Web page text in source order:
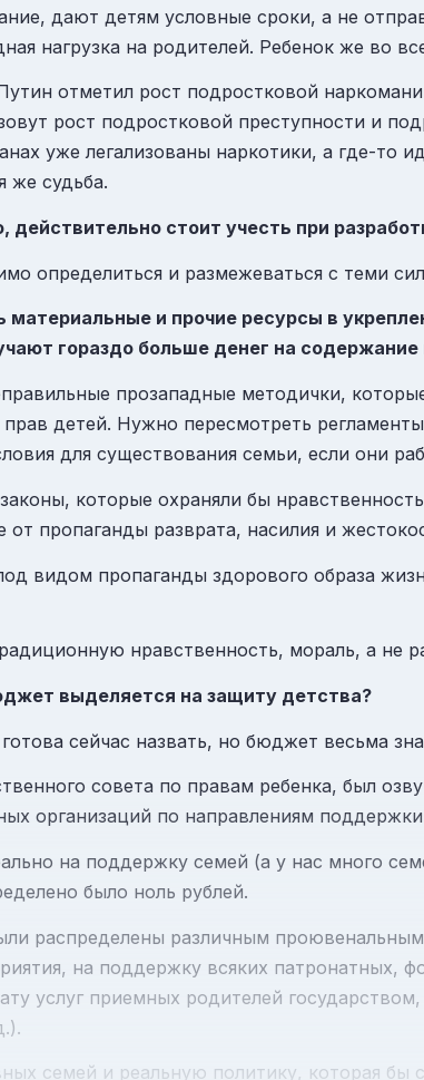
дают детям условные сроки, а не
нагрузка на родителей. Ребенок же во
отметил рост подростковой
рост подростковой преступности и
уже легализованы наркотики, а где-то
же судьба.
стоит учесть при
определиться и размежеваться с теми
и прочие ресурсы в
гораздо больше денег на
прозападные методички,
детей. Нужно пересмотреть
для существования семьи, если они
которые охраняли бы
пропаганды разврата, насилия и
видом пропаганды здорового образа
нравственность, мораль, а не
выделяется на защиту детства?
сейчас назвать, но бюджет весьма
совета по правам ребенка, был
организаций по направлениям
на поддержку семей (а у нас много
было ноль рублей.
распределены различным
на поддержку всяких патронатных,
услуг приемных родителей
семей и реальную политику, которая